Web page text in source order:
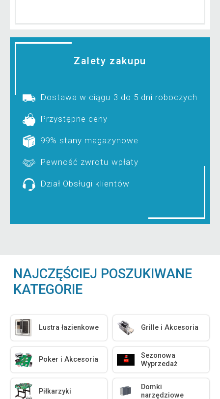
Zalety zakupu
Dostawa w ciągu 3 do 5 dni roboczych
Przystępne ceny
99% stany magazynowe
Pewność zwrotu wpłaty
Dział Obsługi klientów
NAJCZĘŚCIEJ POSZUKIWANE
KATEGORIE
Lustra łazienkowe Grille i Akcesoria
Poker i Akcesoria
Sezonowa
Wyprzedaż
Piłkarzyki
Domki
narzędziowe